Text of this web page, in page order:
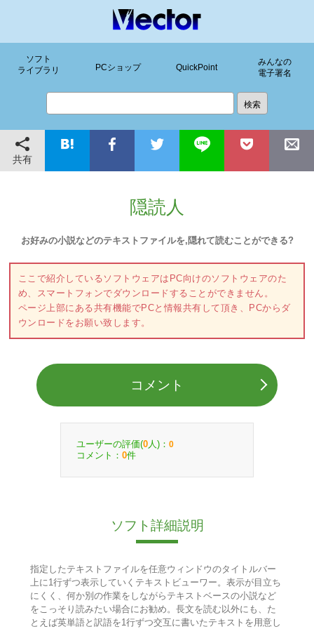
ソフト
ライブラリ
PCショップ QuickPoint
みんなの
電子署名
共有
隠読人
お好みの小説などのテキストファイルを,隠れて読むことができる?
ここで紹介しているソフトウェアはPC向けのソフトウェアのた
め、スマートフォンでダウンロードすることができません。
ページ上部にある共有機能でPCと情報共有して頂き、PCからダ
ウンロードをお願い致します。
コメント
ユーザーの評価(0 人)： 0
コメント： 0件
ソフト詳細説明
指定したテキストファイルを任意ウィンドウのタイトルバー
上に1行ずつ表示していくテキストビューワー。表示が目立ち
にくく、何か別の作業をしながらテキストベースの小説など
をこっそり読みたい場合にお勧め。長文を読む以外にも、た
とえば英単語と訳語を1行ずつ交互に書いたテキストを用意し